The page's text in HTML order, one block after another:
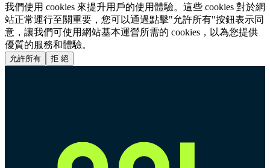
我們使用 cookies 來提升用戶的使用體驗。這些 cookies 對於網
站正常運行至關重要，您可以通過點擊"允許所有"按鈕表示同
意，讓我們可使用網站基本運營所需的 cookies，以為您提供
優質的服務和體驗。
允許所有 拒 絕